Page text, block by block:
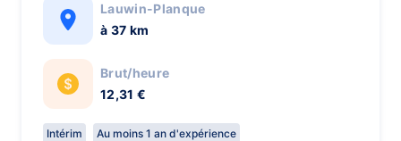
Lauwin-Planque
à 37 km
Brut/heure
12,31 €
Intérim Au moins 1 an d'expérience